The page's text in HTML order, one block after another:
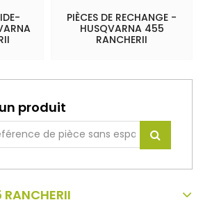
PIÈCES DE RECHANGE -
HUSQVARNA 455
RANCHERII
produit